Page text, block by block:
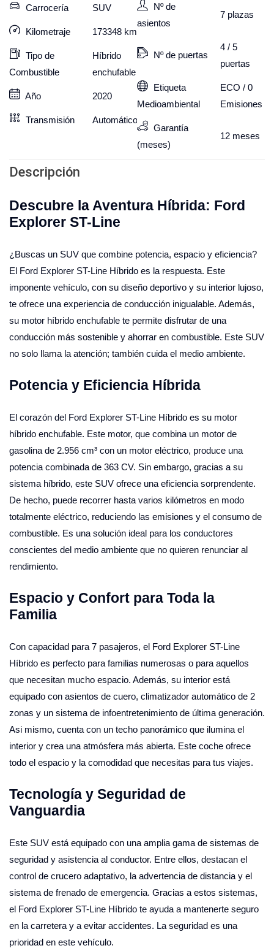
Carrocería SUV
Kilometraje 173348 km
Tipo de
Combustible
Híbrido
enchufable
Año 2020
Transmisión Automático
Nº de
asientos
7 plazas
Nº de puertas
4 / 5
puertas
Etiqueta
Medioambiental
ECO / 0
Emisiones
Garantía
(meses)
12 meses
Descripción
Descubre la Aventura Híbrida: Ford
Explorer ST-Line
¿Buscas un SUV que combine potencia, espacio y eficiencia?
El Ford Explorer ST-Line Híbrido es la respuesta. Este
imponente vehículo, con su diseño deportivo y su interior lujoso,
te ofrece una experiencia de conducción inigualable. Además,
su motor híbrido enchufable te permite disfrutar de una
conducción más sostenible y ahorrar en combustible. Este SUV
no solo llama la atención; también cuida el medio ambiente.
Potencia y Eficiencia Híbrida
El corazón del Ford Explorer ST-Line Híbrido es su motor
híbrido enchufable. Este motor, que combina un motor de
gasolina de 2.956 cm³ con un motor eléctrico, produce una
potencia combinada de 363 CV. Sin embargo, gracias a su
sistema híbrido, este SUV ofrece una eficiencia sorprendente.
De hecho, puede recorrer hasta varios kilómetros en modo
totalmente eléctrico, reduciendo las emisiones y el consumo de
combustible. Es una solución ideal para los conductores
conscientes del medio ambiente que no quieren renunciar al
rendimiento.
Espacio y Confort para Toda la
Familia
Con capacidad para 7 pasajeros, el Ford Explorer ST-Line
Híbrido es perfecto para familias numerosas o para aquellos
que necesitan mucho espacio. Además, su interior está
equipado con asientos de cuero, climatizador automático de 2
zonas y un sistema de infoentretenimiento de última generación.
Asi mismo, cuenta con un techo panorámico que ilumina el
interior y crea una atmósfera más abierta. Este coche ofrece
todo el espacio y la comodidad que necesitas para tus viajes.
Tecnología y Seguridad de
Vanguardia
Este SUV está equipado con una amplia gama de sistemas de
seguridad y asistencia al conductor. Entre ellos, destacan el
control de crucero adaptativo, la advertencia de distancia y el
sistema de frenado de emergencia. Gracias a estos sistemas,
el Ford Explorer ST-Line Híbrido te ayuda a mantenerte seguro
en la carretera y a evitar accidentes. La seguridad es una
prioridad en este vehículo.